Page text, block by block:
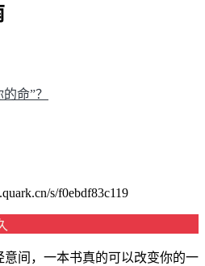
命”？
s/f0ebdf83c119
间，一本书真的可以改变你的一